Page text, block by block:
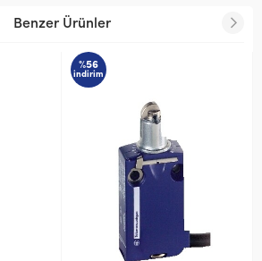
Benzer Ürünler
%56
indirim